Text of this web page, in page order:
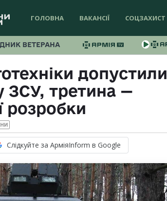
ГОЛОВНА ВАКАНСІЇ СОЦЗАХИСТ
ВЕТЕРАНА
допустили
ЗСУ, третина —
розробки
Слідкуйте за АрміяInform в Google